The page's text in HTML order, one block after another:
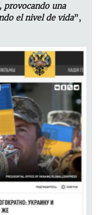
provocando una
el nivel de vida”,